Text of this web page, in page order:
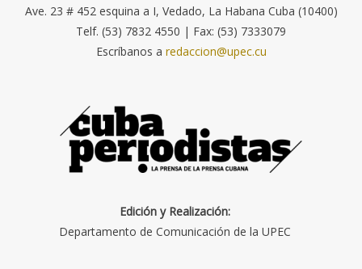
Ave. 23 # 452 esquina a I, Vedado, La Habana Cuba (10400)
Telf. (53) 7832 4550 | Fax: (53) 7333079
Escríbanos a redaccion@upec.cu
Edición y Realización:
Departamento de Comunicación de la UPEC